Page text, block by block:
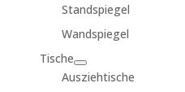
Standspiegel
Wandspiegel
Tische
Ausziehtische